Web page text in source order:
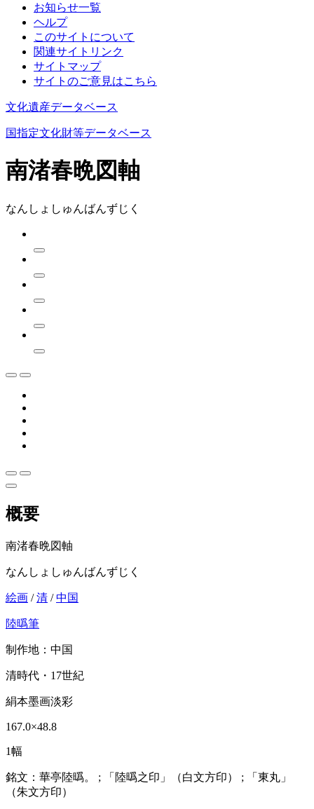
お知らせ一覧
ヘルプ
このサイトについて
関連サイトリンク
サイトマップ
サイトのご意見はこちら
文化遺産データベース
国指定文化財等データベース
南渚春晩図軸
なんしょしゅんばんずじく
概要
南渚春晩図軸
なんしょしゅんばんずじく
絵画 /清 /中国
陸㬙筆
制作地：中国
清時代・17世紀
絹本墨画淡彩
167.0×48.8
1幅
銘文：華亭陸㬙。 ; 「陸㬙之印」（白文方印） ; 「東丸」
（朱文方印）